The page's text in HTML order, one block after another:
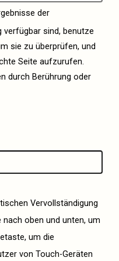
der
sind, benutze
sie zu überprüfen, und
Seite aufzurufen.
durch Berührung oder
Vervollständigung
oben und unten, um
um die
von Touch-Geräten